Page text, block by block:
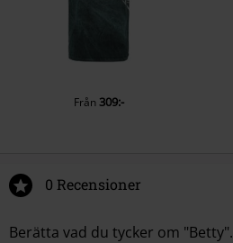
Från309:-
0 Recensioner
Berätta vad du tycker om "Betty".